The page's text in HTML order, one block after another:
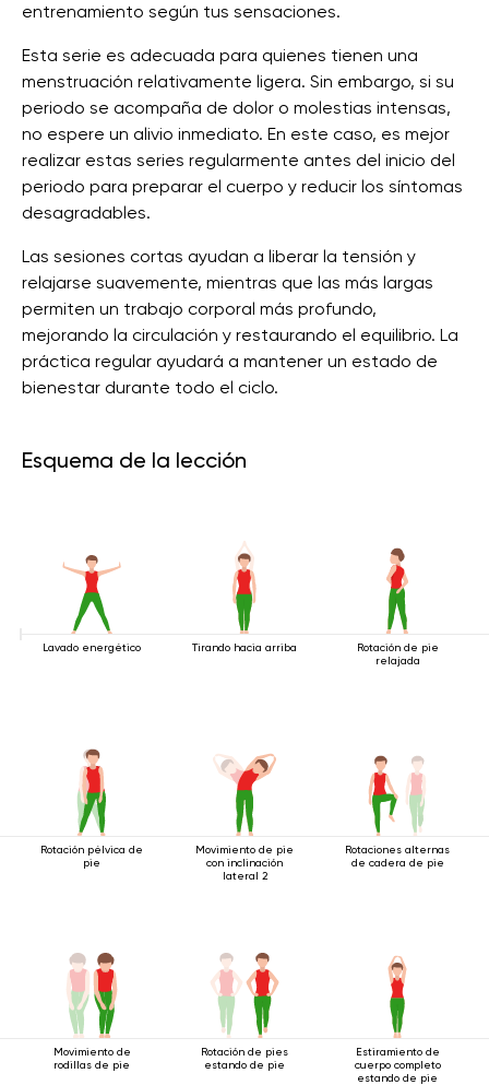
entrenamiento según tus sensaciones.
Esta serie es adecuada para quienes tienen una
menstruación relativamente ligera. Sin embargo, si su
periodo se acompaña de dolor o molestias intensas,
no espere un alivio inmediato. En este caso, es mejor
realizar estas series regularmente antes del inicio del
periodo para preparar el cuerpo y reducir los síntomas
desagradables.
Las sesiones cortas ayudan a liberar la tensión y
relajarse suavemente, mientras que las más largas
permiten un trabajo corporal más profundo,
mejorando la circulación y restaurando el equilibrio. La
práctica regular ayudará a mantener un estado de
bienestar durante todo el ciclo.
Esquema de la lección
Lavado energético Tirando hacia arriba
Rotación de pie
relajada
Rotación pélvica de
pie
Movimiento de pie
con inclinación
lateral 2
Rotaciones alternas
de cadera de pie
Movimiento de
rodillas de pie
Rotación de pies
estando de pie
Estiramiento de
cuerpo completo
estando de pie